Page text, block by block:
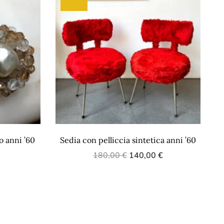
anni ’60 Sedia con pelliccia sintetica anni ’60
180,00€ 140,00 €